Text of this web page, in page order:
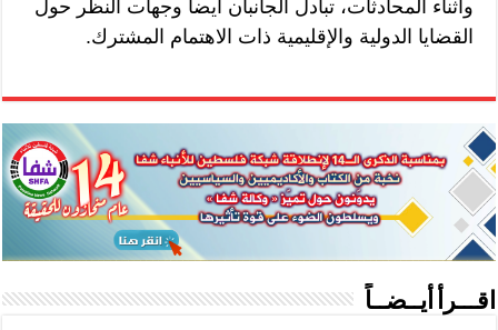
وأثناء المحادثات، تبادل الجانبان أيضا وجهات النظر حول
القضايا الدولية والإقليمية ذات الاهتمام المشترك.
اقـــرأ أيــضــاً